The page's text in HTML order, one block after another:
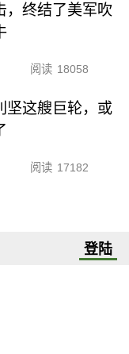
，终结了美军吹
阅读 18058
坚这艘巨轮，或
阅读 17182
登陆